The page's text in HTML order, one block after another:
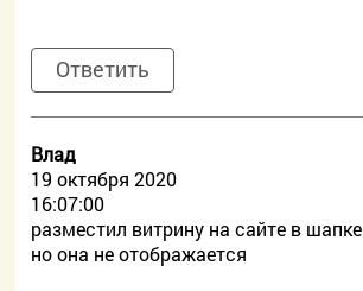
Ответить
Влад
19 октября 2020
16:07:00
разместил витрину на сайте в шапке
но она не отображается